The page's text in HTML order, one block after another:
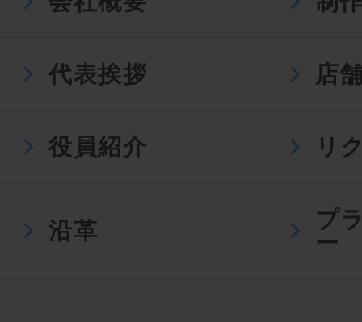
代表挨拶 店
役員紹介 リ
沿革
プ
ー